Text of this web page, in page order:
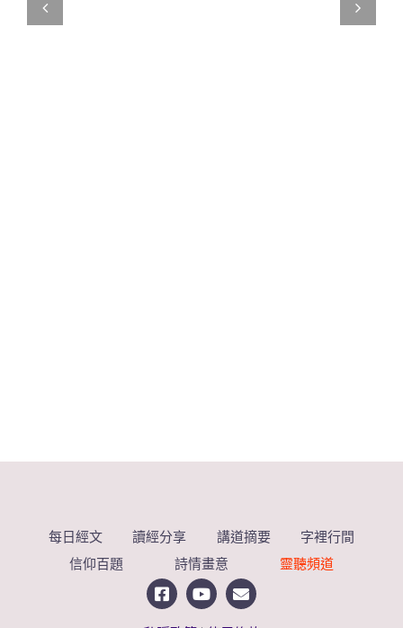
每日經文 讀經分享 講道摘要
字裡行間
信仰百題
詩情畫意 靈聽頻道